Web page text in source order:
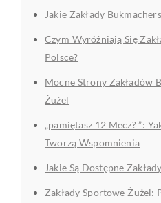
Jakie Zakłady
Czym Wyróżniają Się
Polsce?
Mocne Strony Zakładów
Żużel
„pamiętasz 12 Mecz? ”:
Tworzą Wspomnienia
Jakie Są Dostępne
Zakłady Sportowe Żużel: